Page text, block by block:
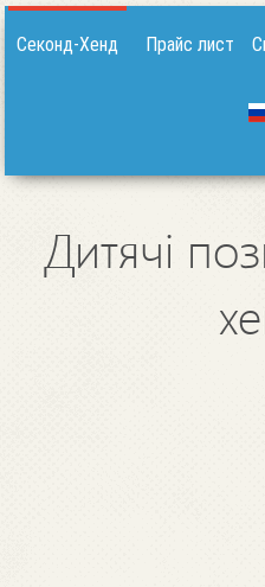
Секонд-Хенд Прайс лист
Дитячі